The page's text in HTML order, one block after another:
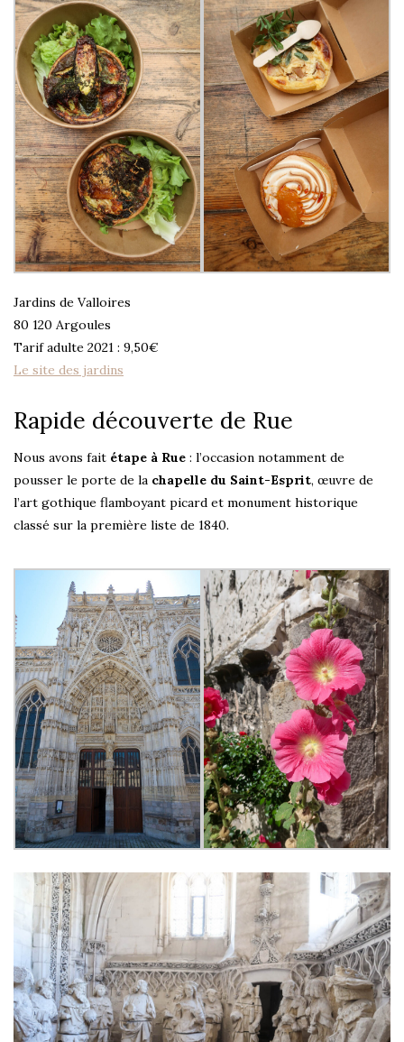
Jardins de Valloires
80 120 Argoules
Tarif adulte 2021 : 9,50€
Le site des jardins
Rapide découverte de Rue
Nous avons fait étape à Rue : l’occasion notamment de
pousser le porte de la chapelle du Saint-Esprit, œuvre de
l’art gothique flamboyant picard et monument historique
classé sur la première liste de 1840.